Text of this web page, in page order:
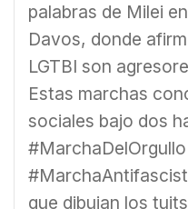
palabras de Milei
Davos, donde
LGTBI son
Estas marchas
sociales bajo dos
que dibujan los